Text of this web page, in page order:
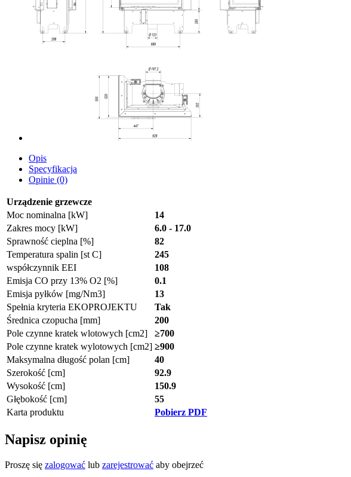
Opis
Specyfikacja
Opinie (0)
Urządzenie grzewcze
Moc nominalna [kW]
14
Zakres mocy [kW]
6.0 - 17.0
Sprawność cieplna [%]
82
Temperatura spalin [st C]
245
współczynnik EEI
108
Emisja CO przy 13% O2 [%]
0.1
Emisja pyłków [mg/Nm3]
13
Spełnia kryteria EKOPROJEKTU
Tak
Średnica czopucha [mm]
200
Pole czynne kratek wlotowych [cm2]
≥700
Pole czynne kratek wylotowych [cm2] ≥900
Maksymalna długość polan [cm]
40
Szerokość [cm]
92.9
Wysokość [cm]
150.9
Głębokość [cm]
55
Karta produktu
Pobierz PDF
Napisz opinię
Proszę się zalogować lub zarejestrować aby obejrzeć